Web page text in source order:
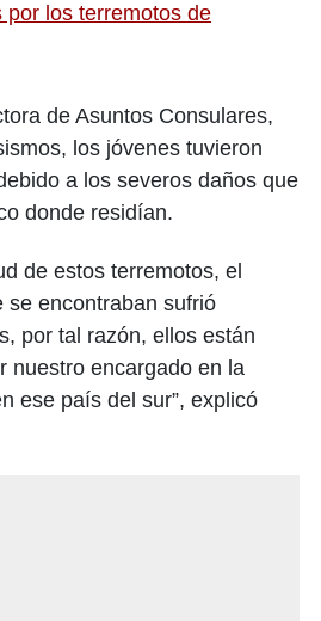
por los terremotos de
de Asuntos Consulares,
los jóvenes tuvieron
a los severos daños que
donde residían.
de estos terremotos, el
se encontraban sufrió
por tal razón, ellos están
nuestro encargado en la
ese país del sur”, explicó